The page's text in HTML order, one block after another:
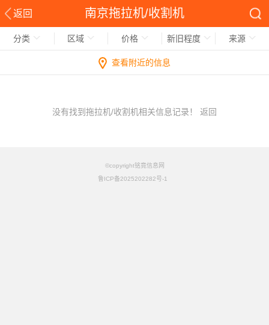
返回 南京拖拉机/收割机
分类 区域 价格 新旧程度 来源
查看附近的信息
没有找到拖拉机/收割机相关信息记录！ 返回
©copyright铭竟信息网
鲁ICP备2025202282号-1